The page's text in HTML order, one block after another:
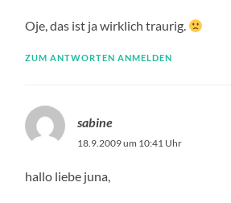
Oje, das ist ja wirklich traurig.
ZUM ANTWORTEN ANMELDEN
sabine
18.9.2009 um 10:41 Uhr
hallo liebe juna,